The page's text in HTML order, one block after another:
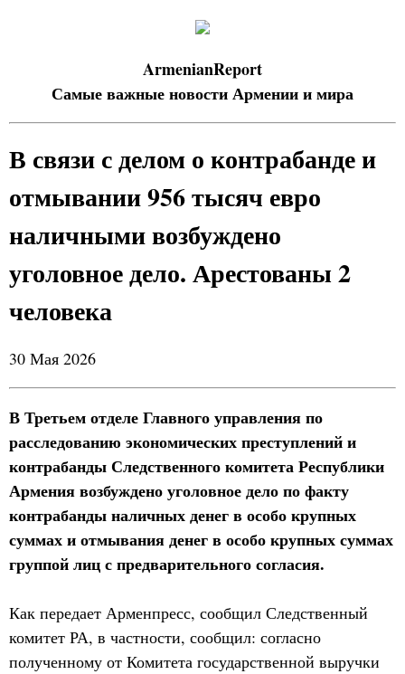
ArmenianReport
Самые важные новости Армении и мира
В связи с делом о контрабанде и
отмывании 956 тысяч евро
наличными возбуждено
уголовное дело. Арестованы 2
человека
30 Мая 2026
В Третьем отделе Главного управления по
расследованию экономических преступлений и
контрабанды Следственного комитета Республики
Армения возбуждено уголовное дело по факту
контрабанды наличных денег в особо крупных
суммах и отмывания денег в особо крупных суммах
группой лиц с предварительного согласия.
Как передает Арменпресс, сообщил Следственный
комитет РА, в частности, сообщил: согласно
полученному от Комитета государственной выручки